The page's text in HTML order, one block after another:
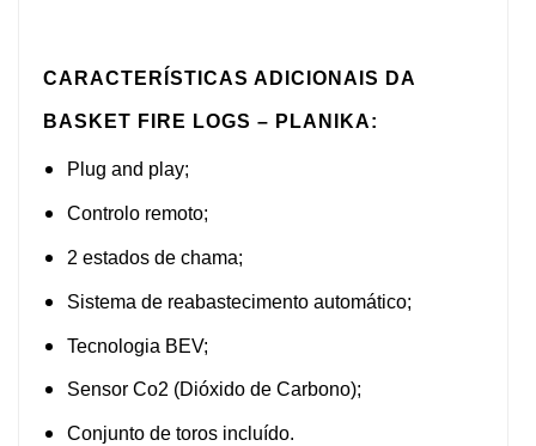
CARACTERÍSTICAS ADICIONAIS DA
BASKET FIRE LOGS – PLANIKA:
Plug and play;
Controlo remoto;
2 estados de chama;
Sistema de reabastecimento automático;
Tecnologia BEV;
Sensor Co2 (Dióxido de Carbono);
Conjunto de toros incluído.